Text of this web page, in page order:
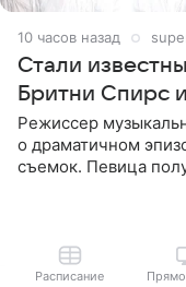
10 часов назад
Стали
Бритни Спирс
Режиссер
о драматичном
съемок. Певица
Расписание